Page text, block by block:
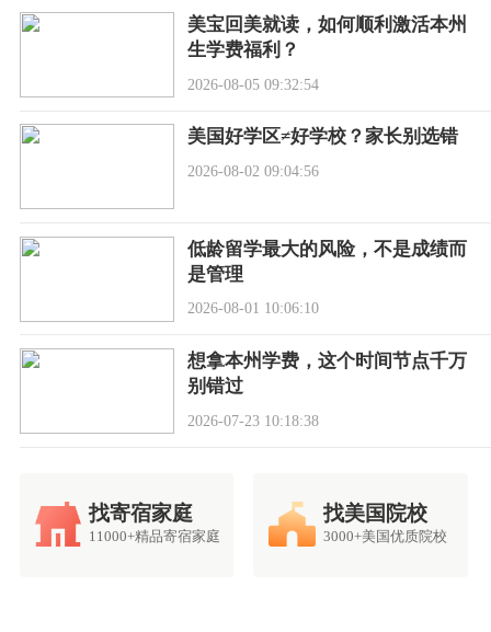
美宝回美就读，如何顺利激活本州
生学费福利？
2026-08-05 09:32:54
美国好学区≠好学校？家长别选错
2026-08-02 09:04:56
低龄留学最大的风险，不是成绩而
是管理
2026-08-01 10:06:10
想拿本州学费，这个时间节点千万
别错过
2026-07-23 10:18:38
找寄宿家庭
11000+精品寄宿家庭
找美国院校
3000+美国优质院校